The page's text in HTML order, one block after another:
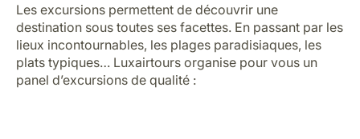
Les excursions permettent de découvrir une
destination sous toutes ses facettes. En passant par les
lieux incontournables, les plages paradisiaques, les
plats typiques… Luxairtours organise pour vous un
panel d’excursions de qualité :